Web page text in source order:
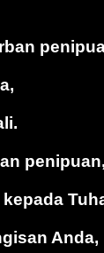
penipuan,
Anda,